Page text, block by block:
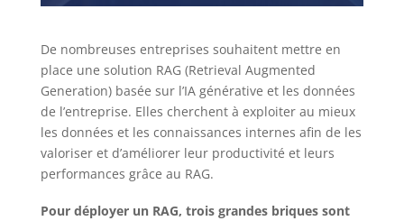
De nombreuses entreprises souhaitent mettre en
place une solution RAG (Retrieval Augmented
Generation) basée sur l’IA générative et les données
de l’entreprise. Elles cherchent à exploiter au mieux
les données et les connaissances internes afin de les
valoriser et d’améliorer leur productivité et leurs
performances grâce au RAG.
Pour déployer un RAG, trois grandes briques sont